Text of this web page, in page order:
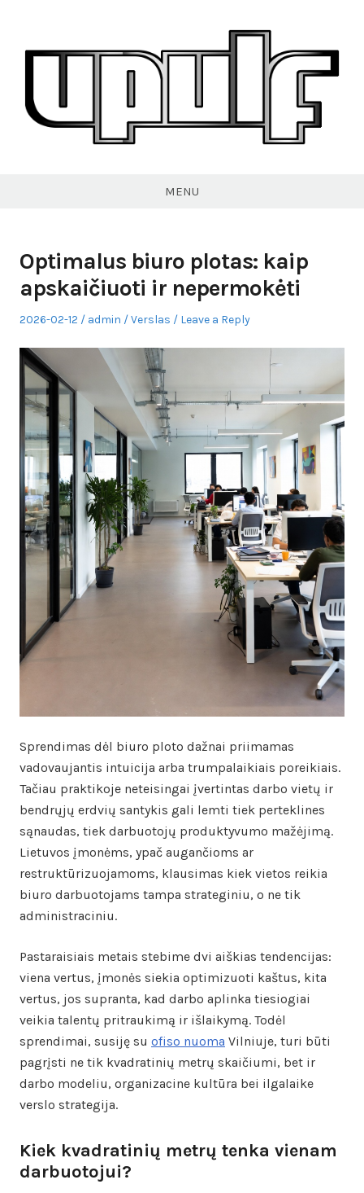
content
MENU
Optimalus biuro plotas: kaip
apskaičiuoti ir nepermokėti
Posted
2026-02-12 Author
admin
Posted
Verslas Leave a Reply
Sprendimas dėl biuro ploto dažnai priimamas
vadovaujantis intuicija arba trumpalaikiais poreikiais.
Tačiau praktikoje neteisingai įvertintas darbo vietų ir
bendrųjų erdvių santykis gali lemti tiek perteklines
sąnaudas, tiek darbuotojų produktyvumo mažėjimą.
Lietuvos įmonėms, ypač augančioms ar
restruktūrizuojamoms, klausimas kiek vietos reikia
biuro darbuotojams tampa strateginiu, o ne tik
administraciniu.
Pastaraisiais metais stebime dvi aiškias tendencijas:
viena vertus, įmonės siekia optimizuoti kaštus, kita
vertus, jos supranta, kad darbo aplinka tiesiogiai
veikia talentų pritraukimą ir išlaikymą. Todėl
sprendimai, susiję su ofiso nuoma Vilniuje, turi būti
pagrįsti ne tik kvadratinių metrų skaičiumi, bet ir
darbo modeliu, organizacine kultūra bei ilgalaike
verslo strategija.
Kiek kvadratinių metrų tenka vienam
darbuotojui?